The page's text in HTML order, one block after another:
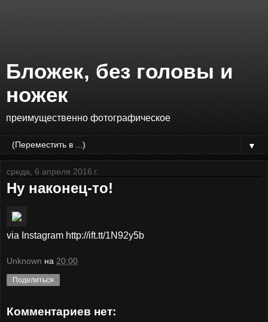
Бложек, без головы и
ножек
преимущественно фотографическое
▼
среда, 6 апреля 2016 г.
Ну наконец-то!
via Instagram http://ift.tt/1N92y5b
Unknown на 20:00
Поделиться
Комментариев нет: